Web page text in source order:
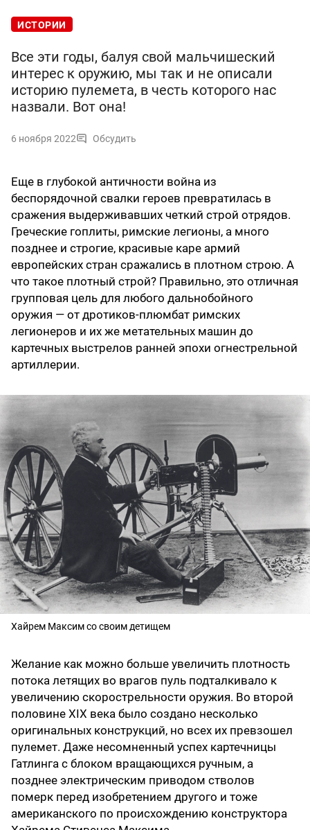
ИСТОРИИ
Все эти годы, балуя свой мальчишеский
интерес к оружию, мы так и не описали
историю пулемета, в честь которого нас
назвали. Вот она!
6 ноября 2022 Обсудить
Еще в глубокой ан­тич­ности война из
беспорядочной свалки героев превратилась в
сражения выдерживавших четкий строй отрядов.
Греческие гоплиты, римские легионы, а много
позднее и строгие, красивые каре армий
европейских стран сражались в плотном строю. А
что такое плотный строй? Правильно, это отличная
групповая цель для любого дальнобойного
оружия — от дротиков-плюмбат римских
легионеров и их же метательных машин до
картечных выстрелов ранней эпохи огнестрельной
артиллерии.
Хайрем Максим со своим детищем
Желание как можно больше увеличить плотность
потока летящих во врагов пуль подталкивало к
увеличению скорострельности оружия. Во второй
половине XIX века было создано несколько
оригинальных конструкций, но всех их превзошел
пулемет. Даже несомненный успех картечницы
Гатлинга с блоком вращающихся ручным, а
позднее электрическим приводом стволов
померк перед изобретением другого и тоже
американского по происхождению конструктора